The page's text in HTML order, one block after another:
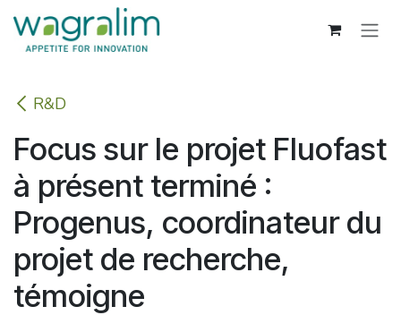
Se rendre au contenu
R&D
Focus sur le projet Fluofast
à présent terminé :
Progenus, coordinateur du
projet de recherche,
témoigne